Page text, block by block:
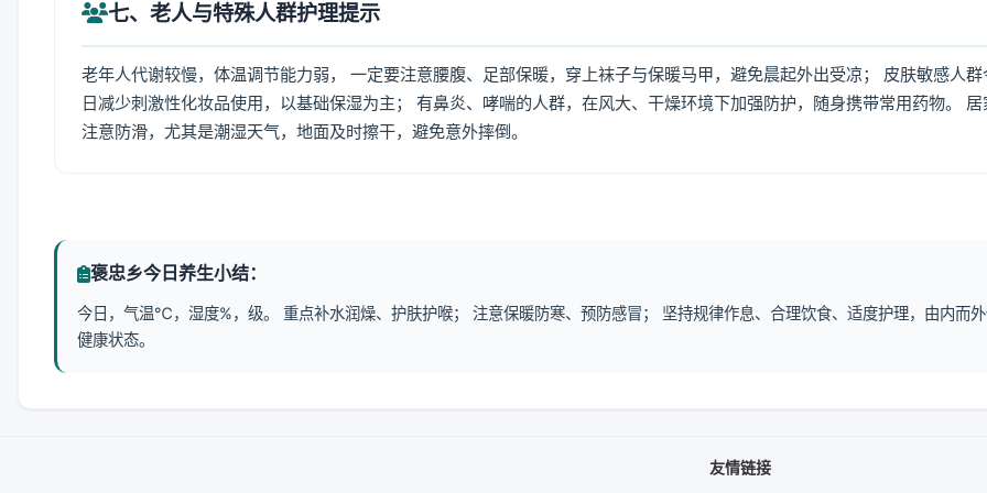
七、老人与特殊人群护理提示
老年人代谢较慢，体温调节能力弱， 一定要注意腰腹、足部保暖，穿上袜子与保暖马甲，避免晨起外出受凉； 皮肤敏感人群
日减少刺激性化妆品使用，以基础保湿为主； 有鼻炎、哮喘的人群，在风大、干燥环境下加强防护，随身携带常用药物。 居
注意防滑，尤其是潮湿天气，地面及时擦干，避免意外摔倒。
褒忠乡今日养生小结：
今日，气温℃，湿度%，级。 重点补水润燥、护肤护喉； 注意保暖防寒、预防感冒； 坚持规律作息、合理饮食、适度护理，由内而
健康状态。
友情链接